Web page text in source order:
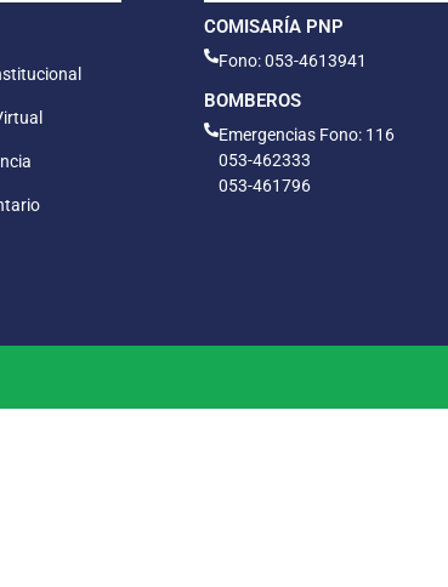
COMISARÍA PNP
Fono: 053-4613941
BOMBEROS
Emergencias Fono: 116
053-462333
053-461796